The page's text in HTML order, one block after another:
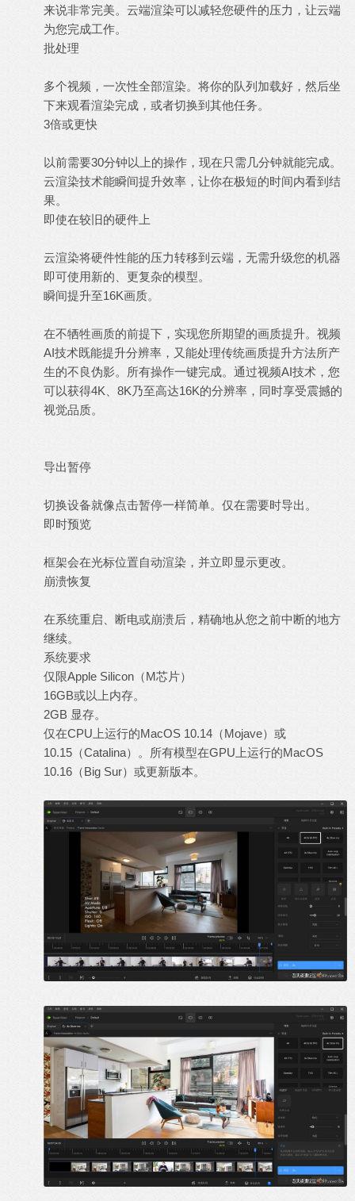
来说非常完美。云端渲染可以减轻您硬件的压力，让云端
为您完成工作。
批处理
多个视频，一次性全部渲染。将你的队列加载好，然后坐
下来观看渲染完成，或者切换到其他任务。
3倍或更快
以前需要30分钟以上的操作，现在只需几分钟就能完成。
云渲染技术能瞬间提升效率，让你在极短的时间内看到结
果。
即使在较旧的硬件上
云渲染将硬件性能的压力转移到云端，无需升级您的机器
即可使用新的、更复杂的模型。
瞬间提升至16K画质。
在不牺牲画质的前提下，实现您所期望的画质提升。视频
AI技术既能提升分辨率，又能处理传统画质提升方法所产
生的不良伪影。所有操作一键完成。通过视频AI技术，您
可以获得4K、8K乃至高达16K的分辨率，同时享受震撼的
视觉品质。
导出暂停
切换设备就像点击暂停一样简单。仅在需要时导出。
即时预览
框架会在光标位置自动渲染，并立即显示更改。
崩溃恢复
在系统重启、断电或崩溃后，精确地从您之前中断的地方
继续。
系统要求
仅限Apple Silicon（M芯片）
16GB或以上内存。
2GB 显存。
仅在CPU上运行的MacOS 10.14（Mojave）或
10.15（Catalina）。所有模型在GPU上运行的MacOS
10.16（Big Sur）或更新版本。